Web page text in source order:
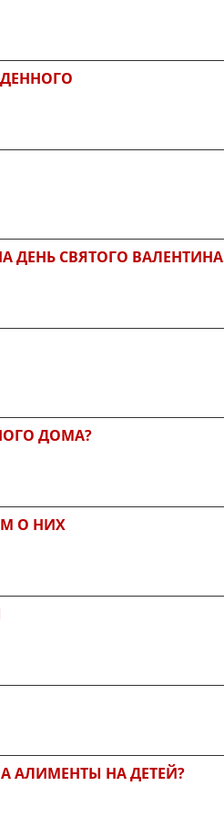
ДЕНЬ СВЯТОГО ВАЛЕНТИНА
ДОМА?
О НИХ
АЛИМЕНТЫ НА ДЕТЕЙ?